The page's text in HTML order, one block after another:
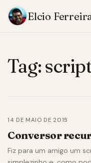
Elcio
Tag:
14 DE MAIO DE 2015
Conversor
Fiz para um amigo um